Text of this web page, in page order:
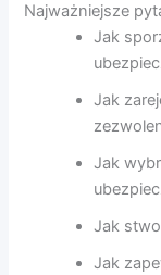
Najważniejsze
Jak
Jak
Jak
Jak
Jak